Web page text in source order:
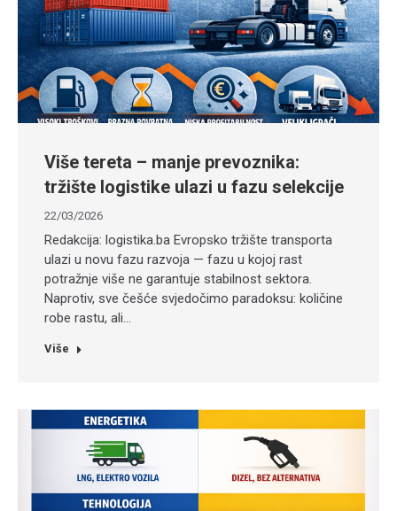
Više tereta – manje prevoznika:
tržište logistike ulazi u fazu selekcije
22/03/2026
Redakcija: logistika.ba Evropsko tržište transporta
ulazi u novu fazu razvoja — fazu u kojoj rast
potražnje više ne garantuje stabilnost sektora.
Naprotiv, sve češće svjedočimo paradoksu: količine
robe rastu, ali…
Više